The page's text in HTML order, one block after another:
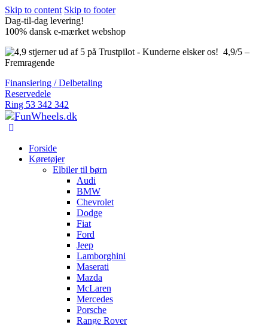
Skip to content Skip to footer
Dag-til-dag levering!
100% dansk e-mærket webshop
4,9/5 –
Fremragende
Finansiering / Delbetaling
Reservedele
Ring 53 342 342
Forside
Køretøjer
Elbiler til børn
Audi
BMW
Chevrolet
Dodge
Fiat
Ford
Jeep
Lamborghini
Maserati
Mazda
McLaren
Mercedes
Porsche
Range Rover